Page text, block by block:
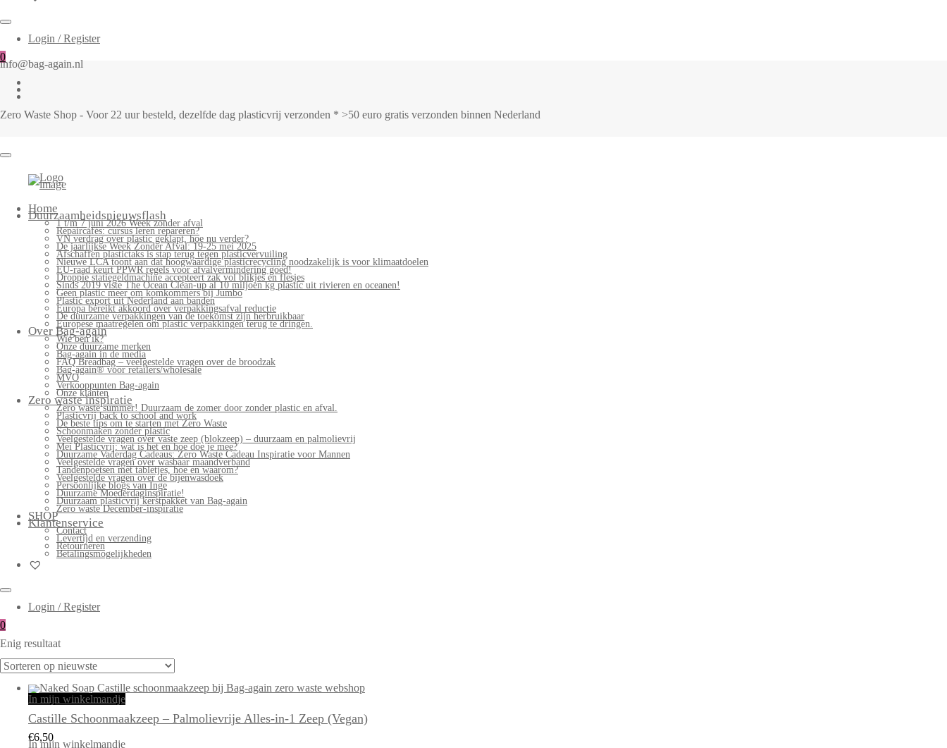
Login / Register
0
info@bag-again.nl
Zero Waste Shop - Voor 22 uur besteld, dezelfde dag plasticvrij verzonden * >50 euro gratis verzonden binnen Nederland
again
Primary
Menu Home
Duurzaamheidsnieuwsflash
1 t/m 7 juni 2026 Week zonder afval
Repaircafés: cursus leren repareren?
VN verdrag over plastic geklapt, hoe nu verder?
De jaarlijkse Week Zonder Afval: 19-25 mei 2025
Afschaffen plastictaks is stap terug tegen plasticvervuiling
Nieuwe LCA toont aan dat hoogwaardige plasticrecycling noodzakelijk is voor klimaatdoelen
EU-raad keurt PPWR regels voor afvalvermindering goed!
Droppie statiegeldmachine accepteert zak vol blikjes en flesjes
Sinds 2019 viste The Ocean Clean-up al 10 miljoen kg plastic uit rivieren en oceanen!
Geen plastic meer om komkommers bij Jumbo
Plastic export uit Nederland aan banden
Europa bereikt akkoord over verpakkingsafval reductie
De duurzame verpakkingen van de toekomst zijn herbruikbaar
Europese maatregelen om plastic verpakkingen terug te dringen.
Over Bag-again
Wie ben ik?
Onze duurzame merken
Bag-again in de media
FAQ Breadbag – veelgestelde vragen over de broodzak
Bag-again® voor retailers/wholesale
MVO
Verkooppunten Bag-again
Onze klanten
Zero waste inspiratie
Zero waste summer! Duurzaam de zomer door zonder plastic en afval.
Plasticvrij back to school and work
De beste tips om te starten met Zero Waste
Schoonmaken zonder plastic
Veelgestelde vragen over vaste zeep (blokzeep) – duurzaam en palmolievrij
Mei Plasticvrij: wat is het en hoe doe je mee?
Duurzame Vaderdag Cadeaus: Zero Waste Cadeau Inspiratie voor Mannen
Veelgestelde vragen over wasbaar maandverband
Tandenpoetsen met tabletjes, hoe en waarom?
Veelgestelde vragen over de bijenwasdoek
Persoonlijke blogs van Inge
Duurzame Moederdaginspiratie!
Duurzaam plasticvrij kerstpakket van Bag-again
Zero waste December-inspiratie
SHOP
Klantenservice
Contact
Levertijd en verzending
Retourneren
Betalingsmogelijkheden
Login / Register
0
Enig resultaat
In mijn winkelmandje
Castille Schoonmaakzeep – Palmolievrije Alles-in-1 Zeep (Vegan)
€6,50
In mijn winkelmandje